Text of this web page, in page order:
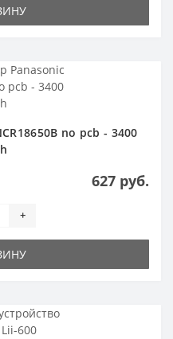
no pcb - 3400
627 руб.
+